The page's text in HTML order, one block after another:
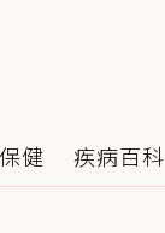
健 疾病百科